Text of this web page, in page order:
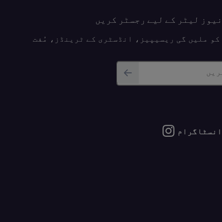
لیٹر کے لیے رجسٹر کریں
ملیں گی ریسیپیز، انڈسٹری کے ٹرینڈز، مُفت
انسٹاگرام